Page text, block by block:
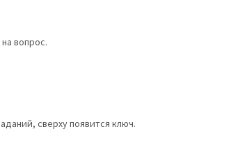
вопрос.
сверху появится ключ.